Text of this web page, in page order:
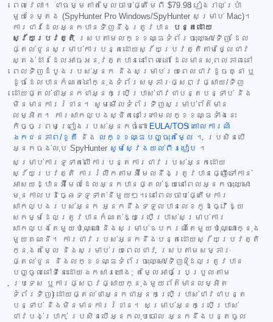
ពេលវេលា។ ជាធម្មតាតម្លៃចាប់ផ្តើមពី $79.98 រៀងរាល់ប្រាំ
មួយខែម្តង (SpyHunter Pro Windows/SpyHunter សម្រាប់ Mac)។
ការជាវដែលអ្នកបានទិញនឹងត្រូវបាន
បន្តដោយ
ស្វ័យប្រវត្តិ ស្របតាមលក្ខខណ្ឌទំព័រចុះឈ្មោះ/ទិញ ដែល
ផ្តល់ជូនសម្រាប់ការបន្តដោយស្វ័យប្រវត្តិតាមថ្លៃជាវ
ស្តង់ដារដែលអាចអនុវត្តបាននៅពេលនោះ ដែលមានសុពលភាពនៅ
ពេលទិញដំបូងរបស់អ្នក និងសម្រាប់រយៈពេលជាវដូចគ្នា ឬ
ដូចដែលបានកំណត់នៅក្នុងទំព័រសម្ភារៈផ្សព្វផ្សាយ/ទិញ
ដោយផ្តល់ថាអ្នកជាអ្នកប្រើប្រាស់ជាវជាបន្តបន្ទាប់ និង
មិនមានការរំខាន។ សូមមើលទំព័រទិញសម្រាប់ព័ត៌មាន
លម្អិត។ ការសាកល្បងស្ថិតនៅក្រោមលក្ខខណ្ឌទាំងនេះ
កិច្ចព្រមព្រៀងរបស់អ្នកចំពោះ EULA/TOS គោលការណ៍
ឯកជនភាព/ខូគី
និង លក្ខខណ្ឌបញ្ចុះតម្លៃ ។ ប្រសិនបើ
អ្នកចង់លុប SpyHunter សូមស្វែងយល់ពីរបៀប ។
សម្រាប់ការទូទាត់លើការបន្តការជាវរបស់អ្នកដោយ
ស្វ័យប្រវត្តិ ការរំលឹកតាមអ៊ីមែលនឹងត្រូវបានផ្ញើទៅកាន់
អាសយដ្ឋានអ៊ីមែលដែលអ្នកបានផ្តល់ឱ្យនៅពេលអ្នកចុះឈ្មោះ
មុនកាលបរិច្ឆេទទូទាត់នីមួយៗ។ នៅពេលចាប់ផ្តើមការ
សាកល្បងរបស់អ្នក អ្នកនឹងទទួលបានលេខកូដធ្វើឱ្យ
សកម្មដែលត្រូវបានកំណត់ឱ្យប្រើប្រាស់សម្រាប់ការ
សាកល្បងតែមួយប៉ុណ្ណោះ និងសម្រាប់ឧបករណ៍តែមួយប៉ុណ្ណោះក្នុង
មួយគណនី។ ការជាវរបស់អ្នកនឹងបន្តដោយស្វ័យប្រវត្តិ
ក្នុងតម្លៃ និងសម្រាប់រយៈពេលជាវ ស្របតាមសម្ភារៈ
ផ្តល់ជូន និងលក្ខខណ្ឌទំព័រចុះឈ្មោះ/ទិញ (ដែលត្រូវបាន
បញ្ចូលនៅទីនេះដោយឯកសារយោង; តម្លៃអាចប្រែប្រួលតាម
ប្រទេស ឬការផ្សព្វផ្សាយក្នុងមួយព័ត៌មានលម្អិត
ទំព័រទិញ) ដោយផ្តល់ថាអ្នកជាអ្នកប្រើប្រាស់ជាវជាបន្ត
បន្ទាប់ និងមិនមានការរំខាន។ សម្រាប់អ្នកប្រើប្រាស់
ជាវបង់ប្រាក់ ប្រសិនបើអ្នកលុបចោល អ្នកនឹងបន្តចូល